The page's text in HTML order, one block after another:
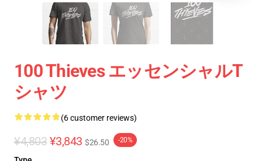
100 Thieves エッセンシャルT
シャツ
(6 customer reviews)
¥4,803 ¥3,843 $26.50 -20%